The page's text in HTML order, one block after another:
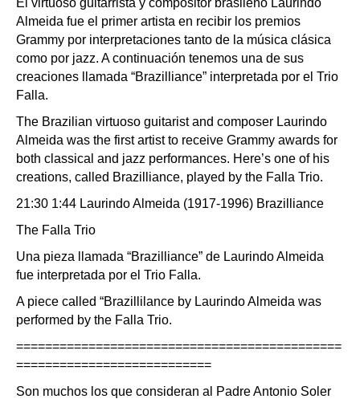
El virtuoso guitarrista y compositor brasileño Laurindo
Almeida fue el primer artista en recibir los premios
Grammy por interpretaciones tanto de la música clásica
como por jazz. A continuación tenemos una de sus
creaciones llamada “Brazilliance” interpretada por el Trio
Falla.
The Brazilian virtuoso guitarist and composer Laurindo
Almeida was the first artist to receive Grammy awards for
both classical and jazz performances. Here’s one of his
creations, called Brazilliance, played by the Falla Trio.
21:30 1:44 Laurindo Almeida (1917-1996) Brazilliance
The Falla Trio
Una pieza llamada “Brazilliance” de Laurindo Almeida
fue interpretada por el Trio Falla.
A piece called “Brazillilance by Laurindo Almeida was
performed by the Falla Trio.
=============================================
===========================
Son muchos los que consideran al Padre Antonio Soler